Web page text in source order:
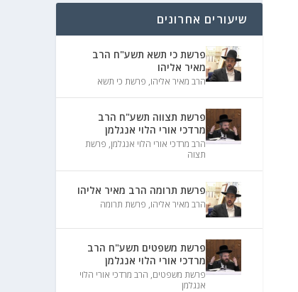
שיעורים אחרונים
פרשת כי תשא תשע"ח הרב
מאיר אליהו
הרב מאיר אליהו, פרשת כי תשא
פרשת תצווה תשע"ח הרב
מרדכי אורי הלוי אנגלמן
הרב מרדכי אורי הלוי אנגלמן, פרשת
תצוה
פרשת תרומה הרב מאיר אליהו
הרב מאיר אליהו, פרשת תרומה
פרשת משפטים תשע"ח הרב
מרדכי אורי הלוי אנגלמן
פרשת משפטים, הרב מרדכי אורי הלוי
אנגלמן